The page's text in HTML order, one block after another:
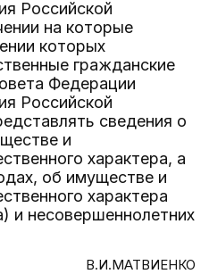
Российской
на которые
которых
гражданские
Федерации
Российской
сведения о
и
характера, а
об имуществе и
характера
и несовершеннолетних
В.И.МАТВИЕНКО